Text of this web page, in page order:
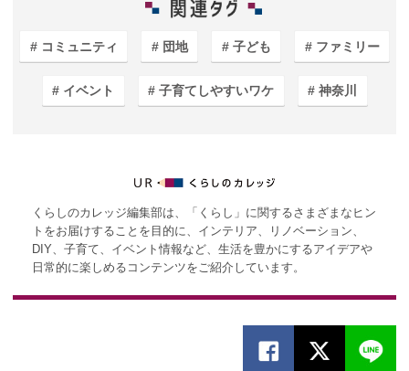
コミュニティ 団地 子ども ファミリー
イベント 子育てしやすいワケ 神奈川
くらしのカレッジ編集部は、「くらし」に関するさまざまなヒン
トをお届けすることを目的に、インテリア、リノベーション、
DIY、子育て、イベント情報など、生活を豊かにするアイデアや
日常的に楽しめるコンテンツをご紹介しています。